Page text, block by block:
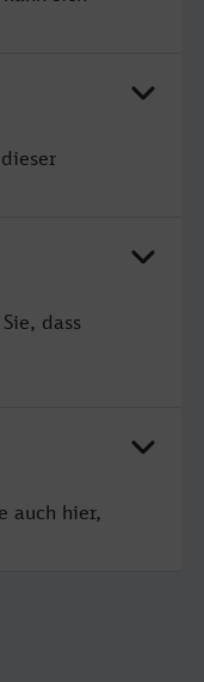
dass
auch hier,